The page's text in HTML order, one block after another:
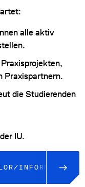
alle aktiv
Praxispartnern.
die Studierenden
IU.
INFORMATIK/